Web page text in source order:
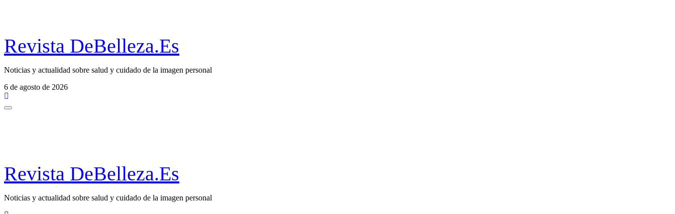
Revista DeBelleza.Es
Noticias y actualidad sobre salud y cuidado de la imagen personal
6 de agosto de 2026
Revista DeBelleza.Es
Noticias y actualidad sobre salud y cuidado de la imagen personal